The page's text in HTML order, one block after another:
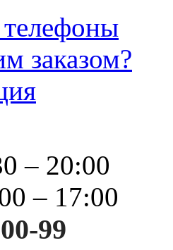
заказом?
– 20:00
– 17:00
99